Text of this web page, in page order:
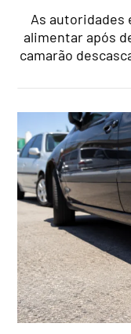
As autoridades
alimentar após
camarão